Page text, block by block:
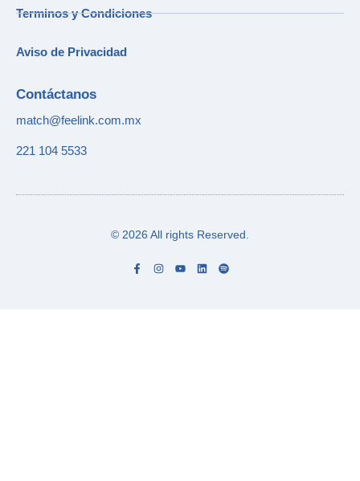
Terminos y Condiciones
Aviso de Privacidad
Contáctanos
match@feelink.com.mx
221 104 5533
© 2026 All rights Reserved.